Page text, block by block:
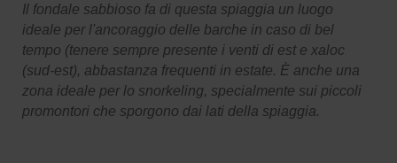
Il fondale sabbioso fa di questa spiaggia un luogo
ideale per l'ancoraggio delle barche in caso di bel
tempo (tenere sempre presente i venti di est e xaloc
(sud-est), abbastanza frequenti in estate. È anche una
zona ideale per lo snorkeling, specialmente sui piccoli
promontori che sporgono dai lati della spiaggia.